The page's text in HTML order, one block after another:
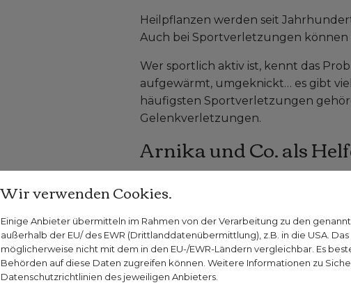
Heilpflanzen werden seit
Auch bei Sportverletzungen
Wer sportlich aktiv ist, kennt das
aufgewärmt, umgeknickt… es gibt
häufigsten Sportverletzungen
Gelenkverletzungen.
Arnika und Co. als
Wenn die Sportverletzung akut
Arzt aufzusuchen. Wenn es nicht
sind, beispielsweise bei einem
sollten zunächst von einer Ärztin
um eine Verletzung, bei der nicht
Heilpflanzen schmerzlindernd oder
beispielsweise wird oft bei
Wir verwenden Cookies.
Einige Anbieter übermitteln im Rahmen von der Verarbeitung zu den
außerhalb der EU/ des EWR (Drittlanddatenübermittlung), z.B. in die USA.
möglicherweise nicht mit dem in den EU-/EWR-Ländern vergleichbar. Es
Behörden auf diese Daten zugreifen können. Weitere Informationen zu
Datenschutzrichtlinien des jeweiligen Anbieters.